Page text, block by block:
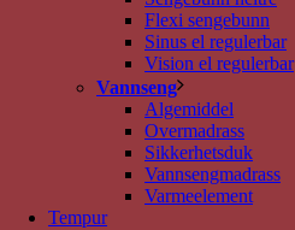
Flexi sengebunn
Sinus el regulerbar
Vision el regulerbar
Vannseng
Algemiddel
Overmadrass
Sikkerhetsduk
Vannsengmadrass
Varmeelement
Tempur